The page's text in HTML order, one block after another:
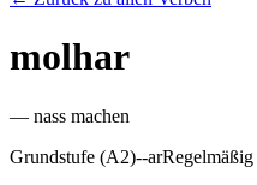
molhar
— nass machen
Grundstufe (A2)--arRegelmäßig